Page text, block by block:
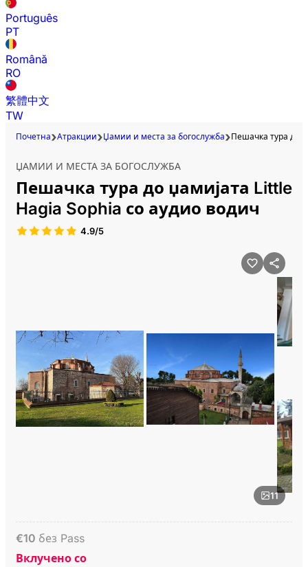
Português
PT
Română
RO
繁體中文
TW
Почетна Атракции Џамии и места за богослужба Пешачка тура до
11
ЏАМИИ И МЕСТА ЗА БОГОСЛУЖБА
Пешачка тура до џамијата Little
Hagia Sophia со аудио водич
4.9/5
€10 без Pass
Вклучено со